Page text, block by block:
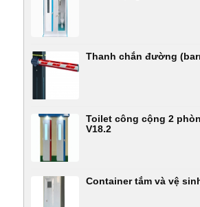
Thanh chắn đường
Toilet công cộng 2
V18.2
Container tắm và vệ